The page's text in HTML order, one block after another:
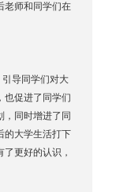
老师和同学们在
导同学们对大
也促进了同学们
，同时增进了同
的大学生活打下
更好的认识，